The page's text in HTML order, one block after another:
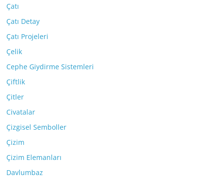
Çatı
Çatı Detay
Çatı Projeleri
Çelik
Cephe Giydirme Sistemleri
Çiftlik
Çitler
Civatalar
Çizgisel Semboller
Çizim
Çizim Elemanları
Davlumbaz